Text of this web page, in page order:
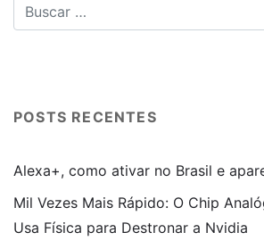
POSTS RECENTES
Alexa+, como ativar no Brasil e
Mil Vezes Mais Rápido: O Chip
Usa Física para Destronar a Nvidia